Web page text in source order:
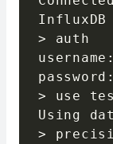
>
auth
username :
password :
>
use
>